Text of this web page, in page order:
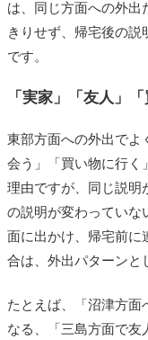
は、同じ方面への外出
きりせず、帰宅後の
です。
「実家」「友人」
東部方面への外出でよ
会う」「買い物に行く
理由ですが、同じ説明
の説明が変わっていな
面に出かけ、帰宅前に
合は、外出パターンと
たとえば、「沼津方面
なる、「三島方面で友